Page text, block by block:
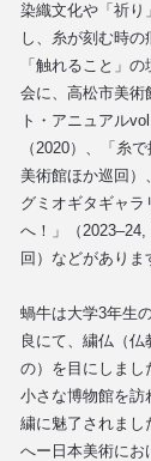
染織文化や「祈り
し、糸が刻む時の
「触れること」
会に、高松市美術
ト・アニュアル
（2020）、「糸
美術館ほか巡回）
グミオギタギャ
へ！」（
回）などがありま
蝸牛は大学3年生
良にて、繍仏（
の）を目にしまし
小さな博物館を訪
繍に魅了されまし
へー日本美術にお